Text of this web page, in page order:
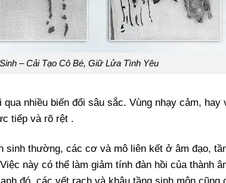
– Cải Tạo Cô Bé, Giữ Lửa Tình Yêu
nhiều biến đổi sâu sắc. Vùng nhạy cảm, hay
tiếp và rõ rệt .
sinh thường, các cơ và mô liên kết ở âm đạo,
này có thể làm giảm tính đàn hồi của thành
đó, các vết rạch và khâu tầng sinh môn cũng